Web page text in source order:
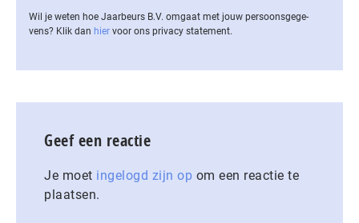
Wil je weten hoe Jaarbeurs B.V. omgaat met jouw per­soons­ge­ge­
vens? Klik dan hier voor ons privacy statement.
Geef een reactie
Je moet ingelogd zijn op om een reactie te
plaatsen.